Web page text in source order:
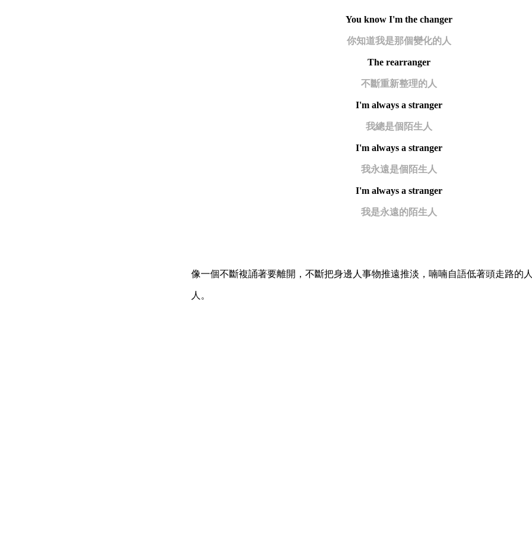
You know I'm the changer
你知道我是那個變化的人
The rearranger
不斷重新整理的人
I'm always a stranger
我總是個陌生人
I'm always a stranger
我永遠是個陌生人
I'm always a stranger
我是永遠的陌生人
像一個不斷複誦著要離開，不斷把身邊人事物推遠推淡，喃喃自語低著頭走路的
人。